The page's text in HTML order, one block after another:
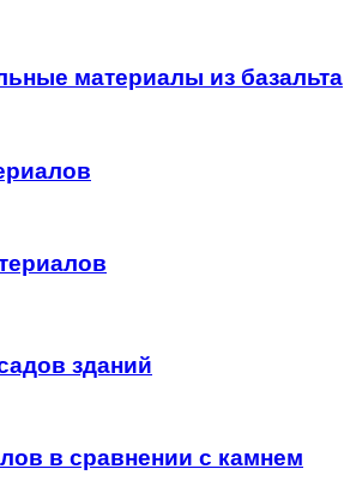
материалы из базальта
зданий
в сравнении с камнем